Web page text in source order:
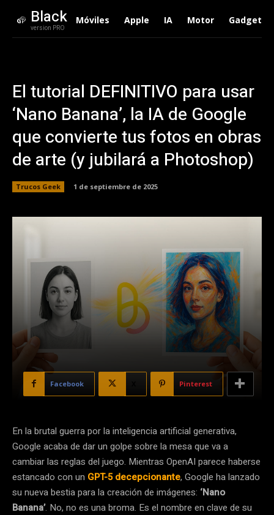
Black
version PRO
Móviles Apple IA Motor Gadgets
El tutorial DEFINITIVO para usar
‘Nano Banana’, la IA de Google
que convierte tus fotos en obras
de arte (y jubilará a Photoshop)
Trucos Geek 1 de septiembre de 2025
Facebook Pinterest
En la brutal guerra por la inteligencia artificial generativa,
Google acaba de dar un golpe sobre la mesa que va a
cambiar las reglas del juego. Mientras OpenAI parece haberse
estancado con un GPT-5 decepcionante, Google ha lanzado
su nueva bestia para la creación de imágenes: ‘Nano
Banana’. No, no es una broma. Es el nombre en clave de su